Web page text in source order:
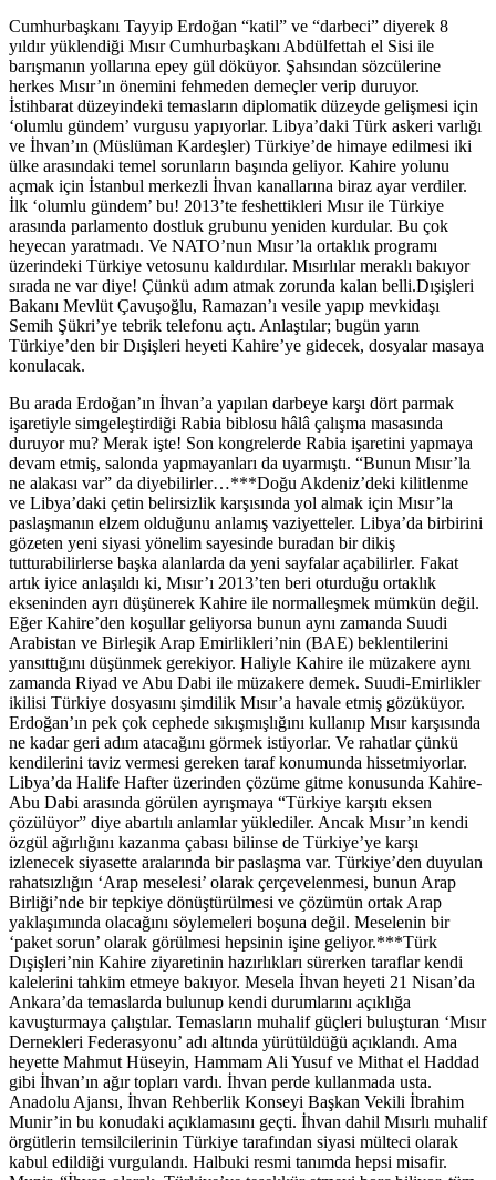
Cumhurbaşkanı Tayyip Erdoğan “katil” ve “darbeci” diyerek 8
yıldır yüklendiği Mısır Cumhurbaşkanı Abdülfettah el Sisi ile
barışmanın yollarına epey gül döküyor. Şahsından sözcülerine
herkes Mısır’ın önemini fehmeden demeçler verip duruyor.
İstihbarat düzeyindeki temasların diplomatik düzeyde gelişmesi için
‘olumlu gündem’ vurgusu yapıyorlar. Libya’daki Türk askeri varlığı
ve İhvan’ın (Müslüman Kardeşler) Türkiye’de himaye edilmesi iki
ülke arasındaki temel sorunların başında geliyor. Kahire yolunu
açmak için İstanbul merkezli İhvan kanallarına biraz ayar verdiler.
İlk ‘olumlu gündem’ bu! 2013’te feshettikleri Mısır ile Türkiye
arasında parlamento dostluk grubunu yeniden kurdular. Bu çok
heyecan yaratmadı. Ve NATO’nun Mısır’la ortaklık programı
üzerindeki Türkiye vetosunu kaldırdılar. Mısırlılar meraklı bakıyor
sırada ne var diye! Çünkü adım atmak zorunda kalan belli.Dışişleri
Bakanı Mevlüt Çavuşoğlu, Ramazan’ı vesile yapıp mevkidaşı
Semih Şükri’ye tebrik telefonu açtı. Anlaştılar; bugün yarın
Türkiye’den bir Dışişleri heyeti Kahire’ye gidecek, dosyalar masaya
konulacak.
Bu arada Erdoğan’ın İhvan’a yapılan darbeye karşı dört parmak
işaretiyle simgeleştirdiği Rabia biblosu hâlâ çalışma masasında
duruyor mu? Merak işte! Son kongrelerde Rabia işaretini yapmaya
devam etmiş, salonda yapmayanları da uyarmıştı. “Bunun Mısır’la
ne alakası var” da diyebilirler…***Doğu Akdeniz’deki kilitlenme
ve Libya’daki çetin belirsizlik karşısında yol almak için Mısır’la
paslaşmanın elzem olduğunu anlamış vaziyetteler. Libya’da birbirini
gözeten yeni siyasi yönelim sayesinde buradan bir dikiş
tutturabilirlerse başka alanlarda da yeni sayfalar açabilirler. Fakat
artık iyice anlaşıldı ki, Mısır’ı 2013’ten beri oturduğu ortaklık
ekseninden ayrı düşünerek Kahire ile normalleşmek mümkün değil.
Eğer Kahire’den koşullar geliyorsa bunun aynı zamanda Suudi
Arabistan ve Birleşik Arap Emirlikleri’nin (BAE) beklentilerini
yansıttığını düşünmek gerekiyor. Haliyle Kahire ile müzakere aynı
zamanda Riyad ve Abu Dabi ile müzakere demek. Suudi-Emirlikler
ikilisi Türkiye dosyasını şimdilik Mısır’a havale etmiş gözüküyor.
Erdoğan’ın pek çok cephede sıkışmışlığını kullanıp Mısır karşısında
ne kadar geri adım atacağını görmek istiyorlar. Ve rahatlar çünkü
kendilerini taviz vermesi gereken taraf konumunda hissetmiyorlar.
Libya’da Halife Hafter üzerinden çözüme gitme konusunda Kahire-
Abu Dabi arasında görülen ayrışmaya “Türkiye karşıtı eksen
çözülüyor” diye abartılı anlamlar yüklediler. Ancak Mısır’ın kendi
özgül ağırlığını kazanma çabası bilinse de Türkiye’ye karşı
izlenecek siyasette aralarında bir paslaşma var. Türkiye’den duyulan
rahatsızlığın ‘Arap meselesi’ olarak çerçevelenmesi, bunun Arap
Birliği’nde bir tepkiye dönüştürülmesi ve çözümün ortak Arap
yaklaşımında olacağını söylemeleri boşuna değil. Meselenin bir
‘paket sorun’ olarak görülmesi hepsinin işine geliyor.***Türk
Dışişleri’nin Kahire ziyaretinin hazırlıkları sürerken taraflar kendi
kalelerini tahkim etmeye bakıyor. Mesela İhvan heyeti 21 Nisan’da
Ankara’da temaslarda bulunup kendi durumlarını açıklığa
kavuşturmaya çalıştılar. Temasların muhalif güçleri buluşturan ‘Mısır
Dernekleri Federasyonu’ adı altında yürütüldüğü açıklandı. Ama
heyette Mahmut Hüseyin, Hammam Ali Yusuf ve Mithat el Haddad
gibi İhvan’ın ağır topları vardı. İhvan perde kullanmada usta.
Anadolu Ajansı, İhvan Rehberlik Konseyi Başkan Vekili İbrahim
Munir’in bu konudaki açıklamasını geçti. İhvan dahil Mısırlı muhalif
örgütlerin temsilcilerinin Türkiye tarafından siyasi mülteci olarak
kabul edildiği vurgulandı. Halbuki resmi tanımda hepsi misafir.